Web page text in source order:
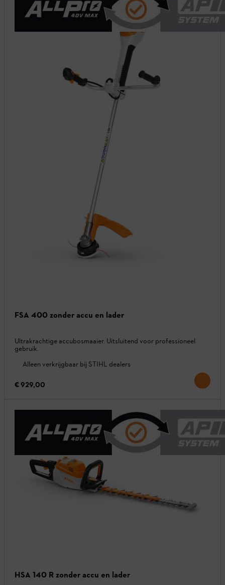
FSA 400 zonder accu en lader
Ultrakrachtige accubosmaaier. Uitsluitend voor professioneel
gebruik.
Alleen verkrijgbaar bij STIHL dealers
€ 929,00
HSA 140 R zonder accu en lader